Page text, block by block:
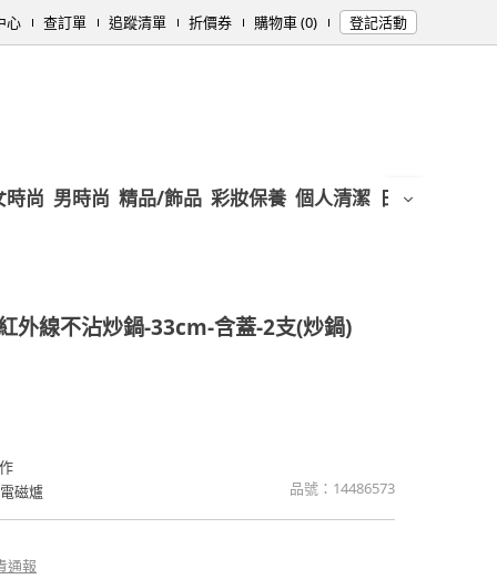
心 查訂單 追蹤清單 折價券 購物車 (0) 登記活動
時尚 男時尚 精品/飾品 彩妝保養 個人清潔 日用/紙品
外線不沾炒鍋-33cm-含蓋-2支(炒鍋)
磁爐
品號： 14486573
通報